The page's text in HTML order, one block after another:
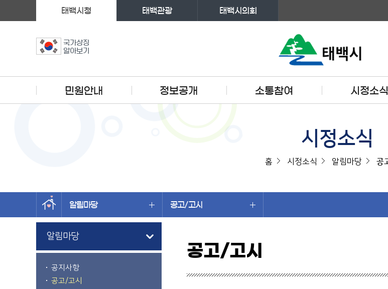
국가상징
알아보기
태백시청 태백관광 태백시의회
민원안내 정보공개 소통참여 시정소식
시정소식
홈 시정소식 알림마당 공
알림마당 공고/고시
왼쪽메뉴
알림마당
공지사항
공고/고시
공고/고시